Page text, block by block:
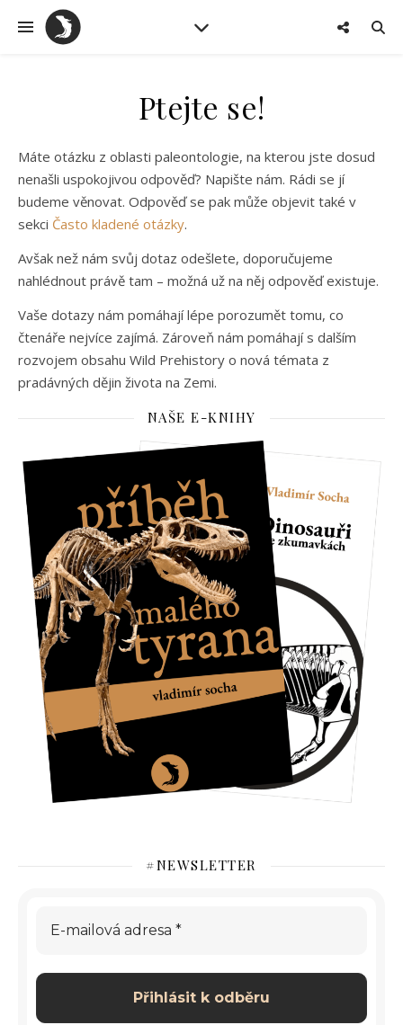
Ptejte se!
Máte otázku z oblasti paleontologie, na kterou jste dosud
nenašli uspokojivou odpověď? Napište nám. Rádi se jí
budeme věnovat. Odpověď se pak může objevit také v
sekci Často kladené otázky.
Avšak než nám svůj dotaz odešlete, doporučujeme
nahlédnout právě tam – možná už na něj odpověď existuje.
Vaše dotazy nám pomáhají lépe porozumět tomu, co
čtenáře nejvíce zajímá. Zároveň nám pomáhají s dalším
rozvojem obsahu Wild Prehistory o nová témata z
pradávných dějin života na Zemi.
NAŠE E-KNIHY
#NEWSLETTER